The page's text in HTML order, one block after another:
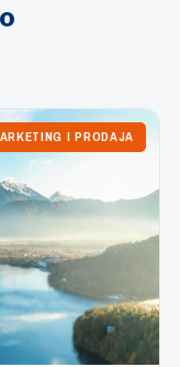
I PRODAJA